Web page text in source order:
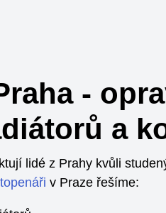
-
a
lidé z Prahy kvůli
topenáři v Praze řešíme: